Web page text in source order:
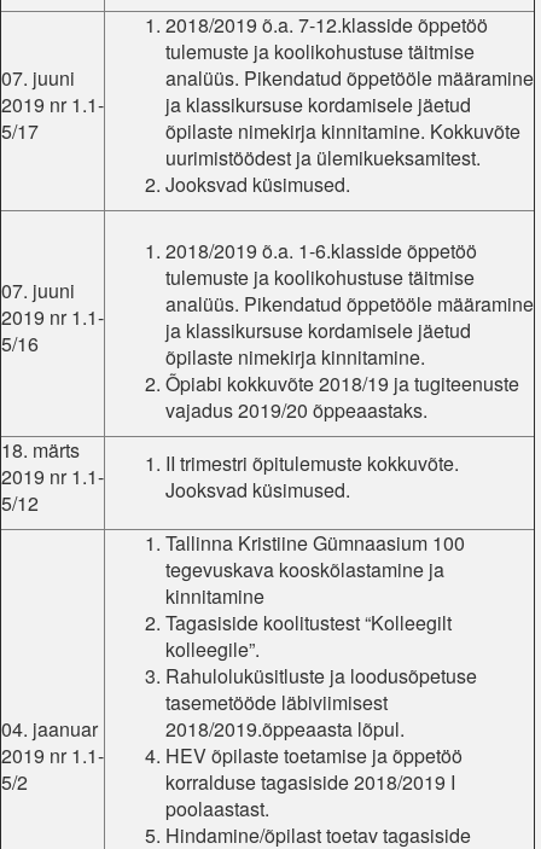
07. juuni
2019 nr 1.1-
5/17
2018/2019 õ.a. 7-12.klasside õppetöö
tulemuste ja koolikohustuse täitmise
analüüs. Pikendatud õppetööle määramine
ja klassikursuse kordamisele jäetud
õpilaste nimekirja kinnitamine. Kokkuvõte
uurimistöödest ja ülemikueksamitest.
Jooksvad küsimused.
07. juuni
2019 nr 1.1-
5/16
2018/2019 õ.a. 1-6.klasside õppetöö
tulemuste ja koolikohustuse täitmise
analüüs. Pikendatud õppetööle määramine
ja klassikursuse kordamisele jäetud
õpilaste nimekirja kinnitamine.
Õpiabi kokkuvõte 2018/19 ja tugiteenuste
vajadus 2019/20 õppeaastaks.
18. märts
2019 nr 1.1-
5/12
II trimestri õpitulemuste kokkuvõte.
Jooksvad küsimused.
04. jaanuar
2019 nr 1.1-
5/2
Tallinna Kristiine Gümnaasium 100
tegevuskava kooskõlastamine ja
kinnitamine
Tagasiside koolitustest “Kolleegilt
kolleegile”.
Rahuloluküsitluste ja loodusõpetuse
tasemetööde läbiviimisest
2018/2019.õppeaasta lõpul.
HEV õpilaste toetamise ja õppetöö
korralduse tagasiside 2018/2019 I
poolaastast.
Hindamine/õpilast toetav tagasiside